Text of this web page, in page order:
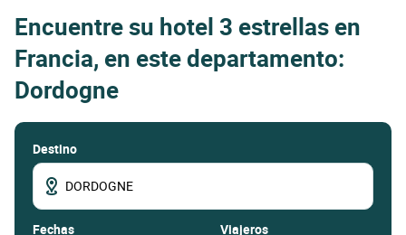
Encuentre su hotel 3 estrellas en
Francia, en este departamento:
Dordogne
Destino
fechas Viajeros